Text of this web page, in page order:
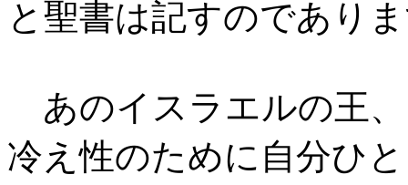
と聖書は記すのであり
あのイスラエルの王
冷え性のために自分ひ